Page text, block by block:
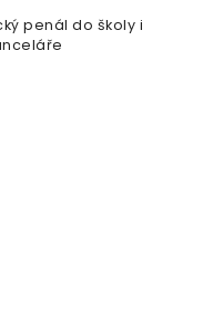
penál do školy i